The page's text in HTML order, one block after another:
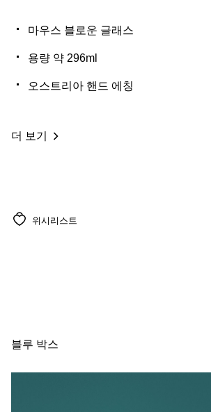
마우스 블로운 글래스
용량 약 296ml
오스트리아 핸드 에칭
더 보기
위시리스트
블루 박스